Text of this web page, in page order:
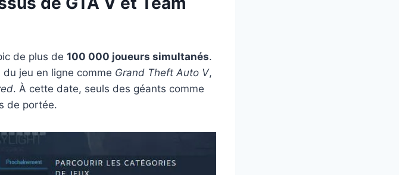
de plus de 100 000 joueurs simultanés.
jeu en ligne comme Grand Theft Auto V,
. À cette date, seuls des géants comme
de portée.